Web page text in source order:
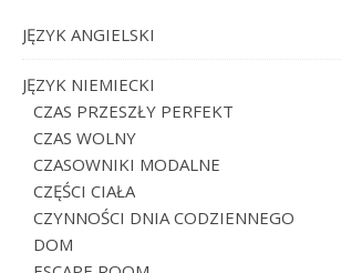
JĘZYK ANGIELSKI
JĘZYK NIEMIECKI
CZAS PRZESZŁY PERFEKT
CZAS WOLNY
CZASOWNIKI MODALNE
CZĘŚCI CIAŁA
CZYNNOŚCI DNIA CODZIENNEGO
DOM